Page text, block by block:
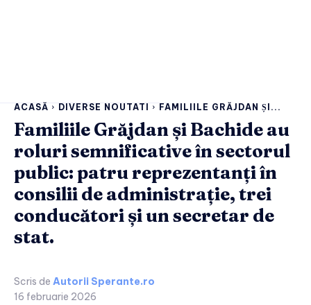
ACASĂ DIVERSE NOUTATI FAMILIILE GRĂJDAN ȘI...
Familiile Grăjdan și Bachide au
roluri semnificative în sectorul
public: patru reprezentanți în
consilii de administrație, trei
conducători și un secretar de
stat.
Scris de Autorii Sperante.ro
16 februarie 2026